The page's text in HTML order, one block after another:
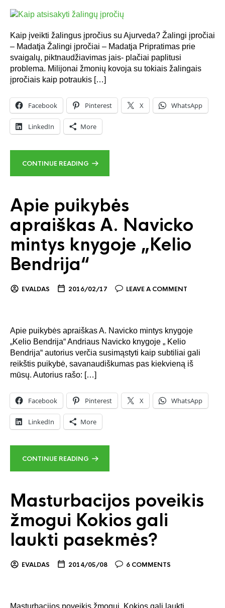
Kaip įveikti žalingus įpročius su Ajurveda? Žalingi įpročiai
– Madatja Žalingi įpročiai – Madatja Pripratimas prie
svaigalų, piktnaudžiavimas jais- plačiai paplitusi
problema. Milijonai žmonių kovoja su tokiais žalingais
įpročiais kaip potraukis […]
Facebook Pinterest X WhatsApp
LinkedIn More
CONTINUE READING
Apie puikybės
apraiškas A. Navicko
mintys knygoje „Kelio
Bendrija“
EVALDAS 2016/02/17 LEAVE A COMMENT
Apie puikybės apraiškas A. Navicko mintys knygoje
„Kelio Bendrija“ Andriaus Navicko knygoje „ Kelio
Bendrija“ autorius verčia susimąstyti kaip subtiliai gali
reikštis puikybė, savanaudiškumas pas kiekvieną iš
mūsų. Autorius rašo: […]
Facebook Pinterest X WhatsApp
LinkedIn More
CONTINUE READING
Masturbacijos poveikis
žmogui Kokios gali
laukti pasekmės?
EVALDAS 2014/05/08 6 COMMENTS
Masturbacijos poveikis žmogui. Kokios gali laukti